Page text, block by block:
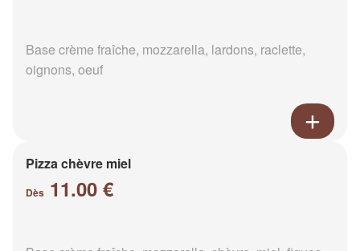
Base crème fraîche, mozzarella, lardons, raclette,
oignons, oeuf
Pizza chèvre miel
Dès 11.00 €